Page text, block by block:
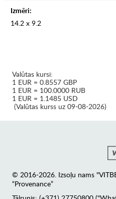
Izmēri:
14.2 x 9.2
Valūtas kursi:
1 EUR = 0.8557 GBP
1 EUR = 100.0000 RUB
1 EUR = 1.1485 USD
(Valūtas kurss uz 09-08-2026)
© 2016-2026. Izsoļu nams
“Provenance”